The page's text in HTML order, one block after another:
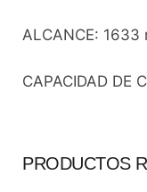
ALCANCE: 1633
CAPACIDAD DE
PRODUCTOS